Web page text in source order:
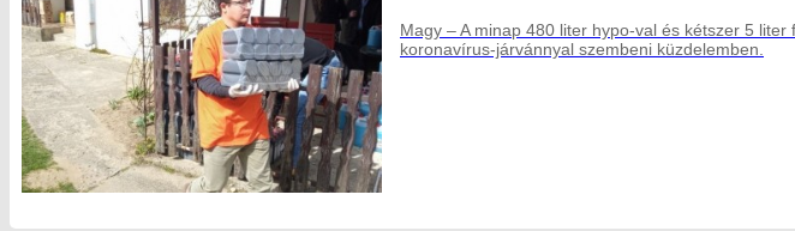
Magy – A minap 480 liter hypo-val és kétszer 5
koronavírus-járvánnyal szembeni küzdelemben.